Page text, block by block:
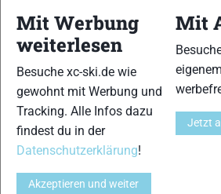
45
47
Mit Werbung
weiterlesen
Besuche xc-ski.de wie
gewohnt mit Werbung und
Tracking. Alle Infos dazu
findest du in der
Datenschutzerklärung!
Akzeptieren und weiter
Mit
Jetzt